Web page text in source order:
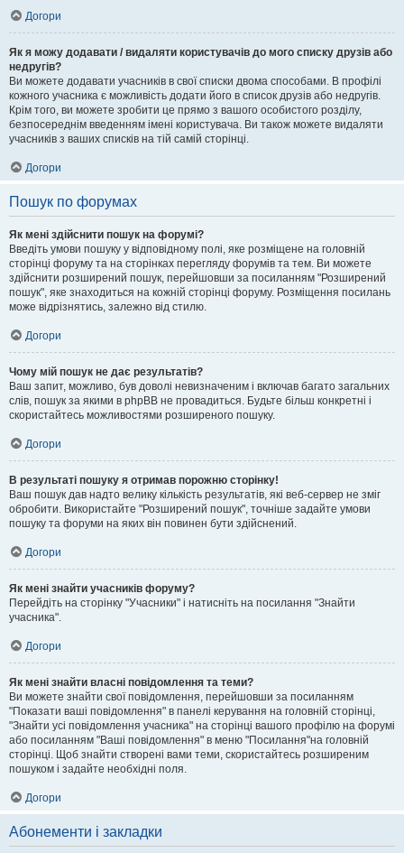
Догори
Як я можу додавати / видаляти користувачів до мого списку друзів або
недругів?
Ви можете додавати учасників в свої списки двома способами. В профілі
кожного учасника є можливість додати його в список друзів або недругів.
Крім того, ви можете зробити це прямо з вашого особистого розділу,
безпосереднім введенням імені користувача. Ви також можете видаляти
учасників з ваших списків на тій самій сторінці.
Догори
Пошук по форумах
Як мені здійснити пошук на форумі?
Введіть умови пошуку у відповідному полі, яке розміщене на головній
сторінці форуму та на сторінках перегляду форумів та тем. Ви можете
здійснити розширений пошук, перейшовши за посиланням "Розширений
пошук", яке знаходиться на кожній сторінці форуму. Розміщення посилань
може відрізнятись, залежно від стилю.
Догори
Чому мій пошук не дає результатів?
Ваш запит, можливо, був доволі невизначеним і включав багато загальних
слів, пошук за якими в phpBB не провадиться. Будьте більш конкретні і
скористайтесь можливостями розширеного пошуку.
Догори
В результаті пошуку я отримав порожню сторінку!
Ваш пошук дав надто велику кількість результатів, які веб-сервер не зміг
обробити. Використайте "Розширений пошук", точніше задайте умови
пошуку та форуми на яких він повинен бути здійснений.
Догори
Як мені знайти учасників форуму?
Перейдіть на сторінку "Учасники" і натисніть на посилання "Знайти
учасника".
Догори
Як мені знайти власні повідомлення та теми?
Ви можете знайти свої повідомлення, перейшовши за посиланням
"Показати ваші повідомлення" в панелі керування на головній сторінці,
"Знайти усі повідомлення учасника" на сторінці вашого профілю на форумі
або посиланням "Ваші повідомлення" в меню "Посилання"на головній
сторінці. Щоб знайти створені вами теми, скористайтесь розширеним
пошуком і задайте необхідні поля.
Догори
Абонементи і закладки